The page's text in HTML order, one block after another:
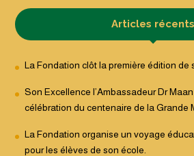
Articles récents
La Fondation clôt la première édition de
Son Excellence l’Ambassadeur Dr
célébration du centenaire de la Grande
La Fondation organise un voyage
pour les élèves de son école.